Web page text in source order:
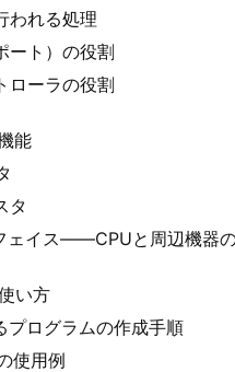
われる処理
ート）の役割
ローラの役割
能
タ
ェイス――CPUと周辺機器
い方
プログラムの作成手順
使用例